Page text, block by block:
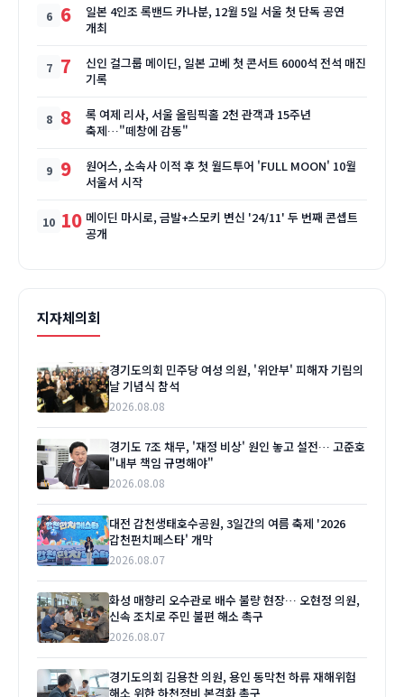
6
일본 4인조 록밴드 카나분, 12월 5일 서울 첫 단독 공연
개최
7
신인 걸그룹 메이딘, 일본 고베 첫 콘서트 6000석 전석 매진
기록
8
록 여제 리사, 서울 올림픽홀 2천 관객과 15주년
축제…"떼창에 감동"
9
원어스, 소속사 이적 후 첫 월드투어 'FULL MOON' 10월
서울서 시작
10 메이딘 마시로, 금발+스모키 변신 '24/11' 두 번째 콘셉트
공개
지자체의회
경기도의회 민주당 여성 의원, '위안부' 피해자 기림의
날 기념식 참석
2026.08.08
경기도 7조 채무, '재정 비상' 원인 놓고 설전… 고준호
"내부 책임 규명해야"
2026.08.08
대전 갑천생태호수공원, 3일간의 여름 축제 '2026
갑천펀치페스타' 개막
2026.08.07
화성 매향리 오수관로 배수 불량 현장… 오현정 의원,
신속 조치로 주민 불편 해소 촉구
2026.08.07
경기도의회 김용찬 의원, 용인 동막천 하류 재해위험
해소 위한 하천정비 본격화 촉구